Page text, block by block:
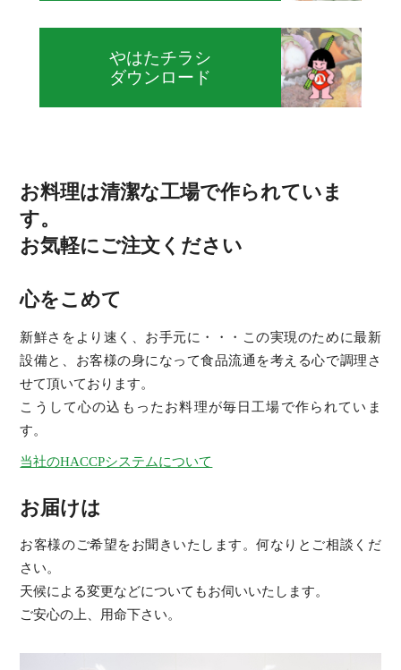
やはたチラシ
ダウンロード
お料理は清潔な工場で作られていま
す。
お気軽にご注文ください
心をこめて
新鮮さをより速く、お手元に・・・この実現のために最新
設備と、お客様の身になって食品流通を考える心で調理さ
せて頂いております。
こうして心の込もったお料理が毎日工場で作られていま
す。
当社のHACCPシステムについて
お届けは
お客様のご希望をお聞きいたします。何なりとご相談くだ
さい。
天候による変更などについてもお伺いいたします。
ご安心の上、用命下さい。